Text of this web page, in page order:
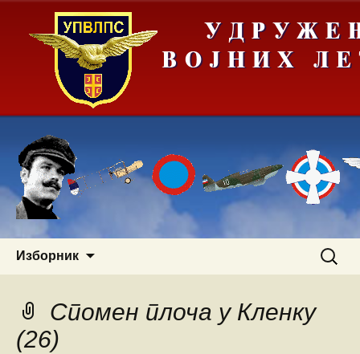
Изборник
Спомен плоча у Кленку
(26)